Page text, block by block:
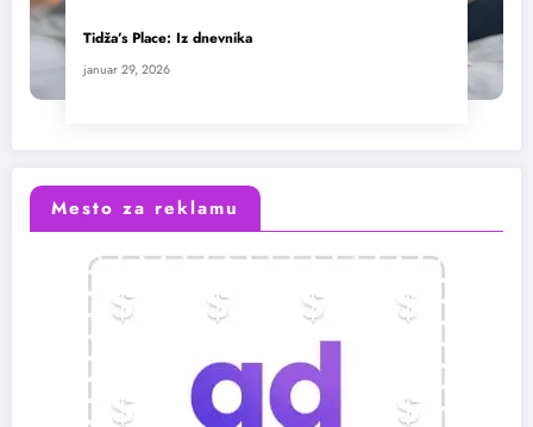
Tidža’s Place: Iz dnevnika
januar 29, 2026
Mesto za reklamu